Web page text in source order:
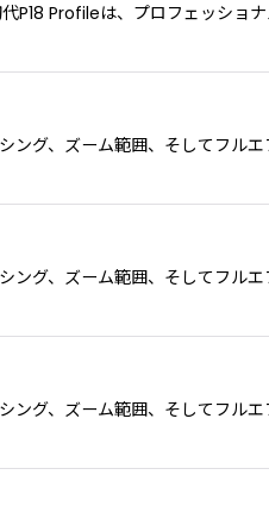
P18 Profileは、プロフェッショ
グ、ズーム範囲、そしてフル
グ、ズーム範囲、そしてフル
グ、ズーム範囲、そしてフル